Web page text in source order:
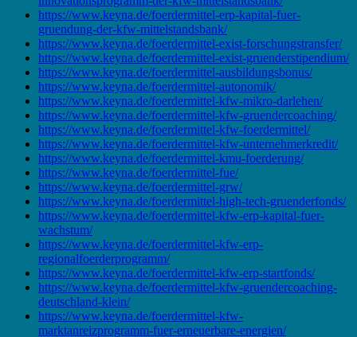
https://www.keyna.de/foerdermittel-erp-kapital-fuer-
gruendung-der-kfw-mittelstandsbank/
https://www.keyna.de/foerdermittel-exist-forschungstransfer/
https://www.keyna.de/foerdermittel-exist-gruenderstipendium/
https://www.keyna.de/foerdermittel-ausbildungsbonus/
https://www.keyna.de/foerdermittel-autonomik/
https://www.keyna.de/foerdermittel-kfw-mikro-darlehen/
https://www.keyna.de/foerdermittel-kfw-gruendercoaching/
https://www.keyna.de/foerdermittel-kfw-foerdermittel/
https://www.keyna.de/foerdermittel-kfw-unternehmerkredit/
https://www.keyna.de/foerdermittel-kmu-foerderung/
https://www.keyna.de/foerdermittel-fue/
https://www.keyna.de/foerdermittel-grw/
https://www.keyna.de/foerdermittel-high-tech-gruenderfonds/
https://www.keyna.de/foerdermittel-kfw-erp-kapital-fuer-
wachstum/
https://www.keyna.de/foerdermittel-kfw-erp-
regionalfoerderprogramm/
https://www.keyna.de/foerdermittel-kfw-erp-startfonds/
https://www.keyna.de/foerdermittel-kfw-gruendercoaching-
deutschland-klein/
https://www.keyna.de/foerdermittel-kfw-
marktanreizprogramm-fuer-erneuerbare-energien/